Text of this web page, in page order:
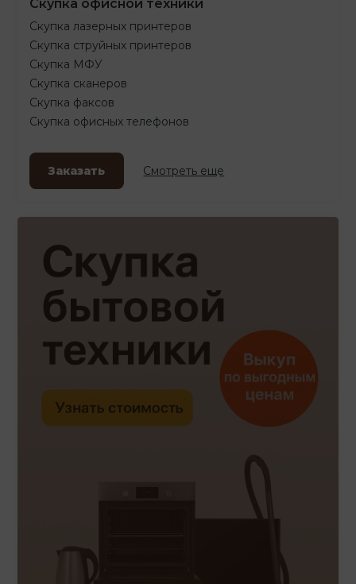
Скупка офисной техники
Скупка лазерных принтеров
Скупка струйных принтеров
Скупка МФУ
Скупка сканеров
Скупка факсов
Скупка офисных телефонов
Заказать Смотреть еще